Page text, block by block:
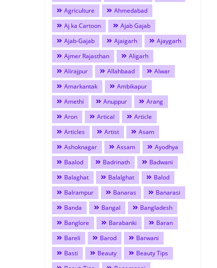
Agriculture
Ahmedabad
Aj ka Cartoon
Ajab Gajab
Ajab-Gajab
Ajaigarh
Ajaygarh
Ajmer Rajasthan
Aligarh
Alirajpur
Allahbaad
Alwar
Amarkantak
Ambikapur
Amethi
Anuppur
Arang
Aron
Artical
Article
Articles
Artist
Asam
Ashoknagar
Assam
Ayodhya
Baalod
Badrinath
Badwani
Balaghat
Balalghat
Balod
Balrampur
Banaras
Banarasi
Banda
Bangal
Bangladesh
Banglore
Barabanki
Baran
Bareli
Barod
Barwani
Basti
Beauty
Beauty Tips